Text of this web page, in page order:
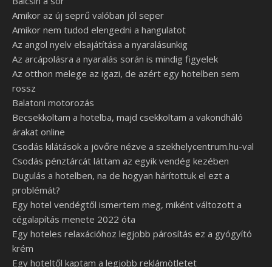
Amikor az új seprű valóban jól seper
Amikor nem tudod elengedni a hangulatot
Az angol nyelv elsajátítása a nyaralásunkig
Az arcápolásra a nyaralás során is mindig figyelek
Az otthon melege az igazi, de azért egy hotelben sem
rossz
Balatoni motorozás
Becsekkoltam a hotelba, majd csekkoltam a vakondháló
árakat online
Csodás kilátások a jövőre nézve a szekhelycentrum.hu-val
Csodás pénztárcát láttam az egyik vendég kezében
Dugulás a hotelben, na de hogyan hárítottuk el ezt a
problémát?
Egy hotel vendégtől ismertem meg, miként változott a
cégalapítás menete 2022 óta
Egy hoteles relaxációhoz legjobb párosítás ez a gyógyító
krém
Egy hoteltől kaptam a legjobb reklámötletet